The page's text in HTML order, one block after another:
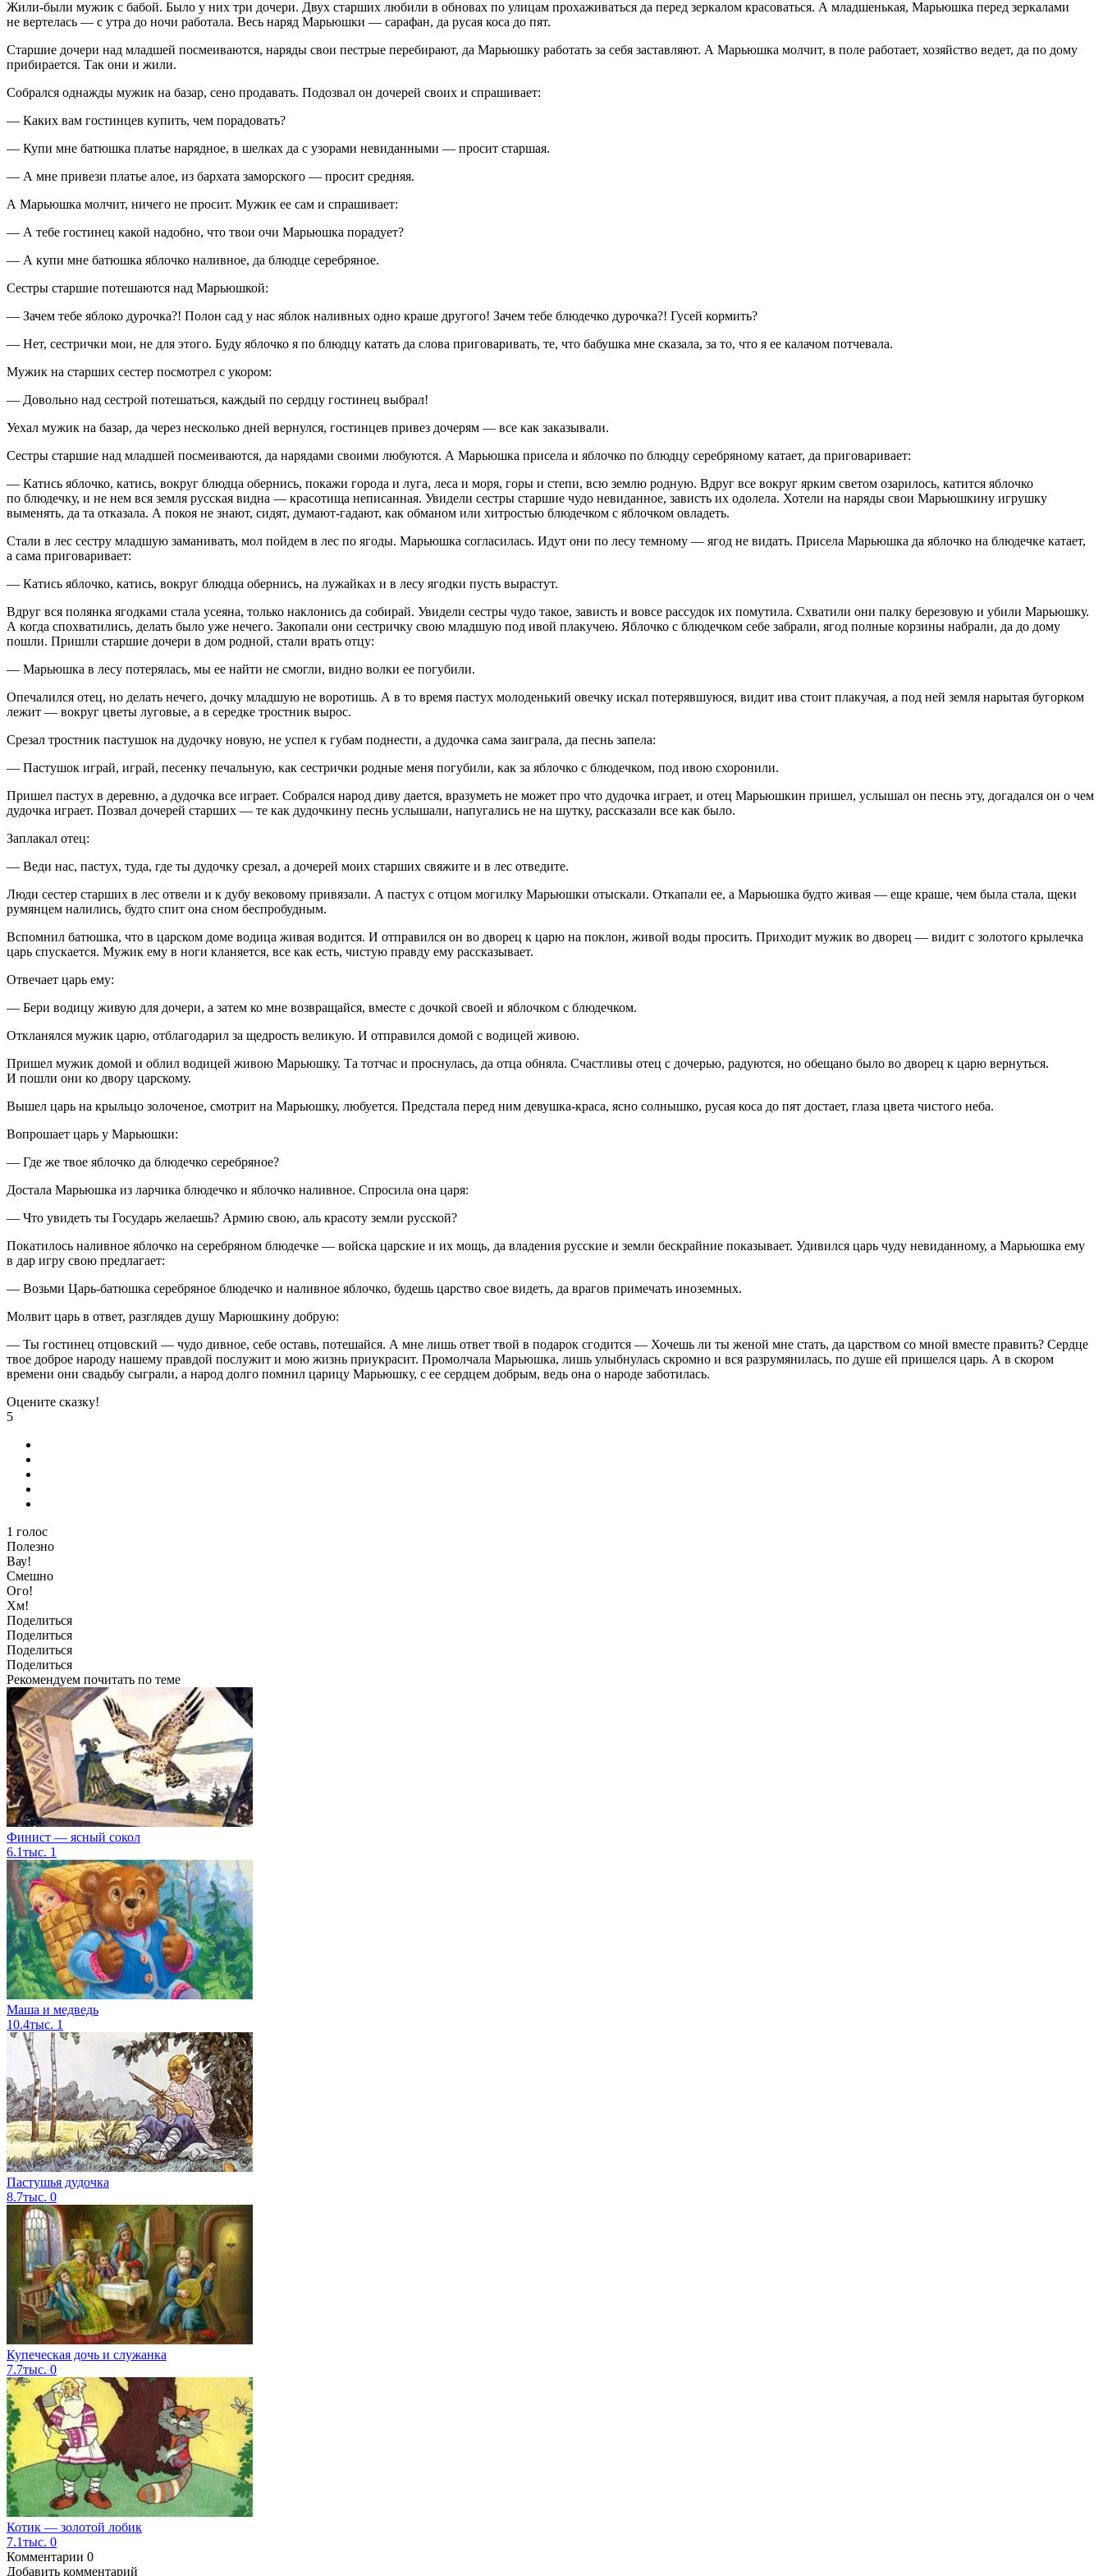
Жили-были мужик с бабой. Было у них три дочери. Двух старших любили в обновах по улицам прохаживаться да перед зеркалом красоваться. А младшенькая, Марьюшка перед зеркалами
не вертелась — с утра до ночи работала. Весь наряд Марьюшки — сарафан, да русая коса до пят.
Старшие дочери над младшей посмеиваются, наряды свои пестрые перебирают, да Марьюшку работать за себя заставляют. А Марьюшка молчит, в поле работает, хозяйство ведет, да по дому
прибирается. Так они и жили.
Собрался однажды мужик на базар, сено продавать. Подозвал он дочерей своих и спрашивает:
— Каких вам гостинцев купить, чем порадовать?
— Купи мне батюшка платье нарядное, в шелках да с узорами невиданными — просит старшая.
— А мне привези платье алое, из бархата заморского — просит средняя.
А Марьюшка молчит, ничего не просит. Мужик ее сам и спрашивает:
— А тебе гостинец какой надобно, что твои очи Марьюшка порадует?
— А купи мне батюшка яблочко наливное, да блюдце серебряное.
Сестры старшие потешаются над Марьюшкой:
— Зачем тебе яблоко дурочка?! Полон сад у нас яблок наливных одно краше другого! Зачем тебе блюдечко дурочка?! Гусей кормить?
— Нет, сестрички мои, не для этого. Буду яблочко я по блюдцу катать да слова приговаривать, те, что бабушка мне сказала, за то, что я ее калачом потчевала.
Мужик на старших сестер посмотрел с укором:
— Довольно над сестрой потешаться, каждый по сердцу гостинец выбрал!
Уехал мужик на базар, да через несколько дней вернулся, гостинцев привез дочерям — все как заказывали.
Сестры старшие над младшей посмеиваются, да нарядами своими любуются. А Марьюшка присела и яблочко по блюдцу серебряному катает, да приговаривает:
— Катись яблочко, катись, вокруг блюдца обернись, покажи города и луга, леса и моря, горы и степи, всю землю родную. Вдруг все вокруг ярким светом озарилось, катится яблочко
по блюдечку, и не нем вся земля русская видна — красотища неписанная. Увидели сестры старшие чудо невиданное, зависть их одолела. Хотели на наряды свои Марьюшкину игрушку
выменять, да та отказала. А покоя не знают, сидят, думают-гадают, как обманом или хитростью блюдечком с яблочком овладеть.
Стали в лес сестру младшую заманивать, мол пойдем в лес по ягоды. Марьюшка согласилась. Идут они по лесу темному — ягод не видать. Присела Марьюшка да яблочко на блюдечке катает,
а сама приговаривает:
— Катись яблочко, катись, вокруг блюдца обернись, на лужайках и в лесу ягодки пусть вырастут.
Вдруг вся полянка ягодками стала усеяна, только наклонись да собирай. Увидели сестры чудо такое, зависть и вовсе рассудок их помутила. Схватили они палку березовую и убили Марьюшку.
А когда спохватились, делать было уже нечего. Закопали они сестричку свою младшую под ивой плакучею. Яблочко с блюдечком себе забрали, ягод полные корзины набрали, да до дому
пошли. Пришли старшие дочери в дом родной, стали врать отцу:
— Марьюшка в лесу потерялась, мы ее найти не смогли, видно волки ее погубили.
Опечалился отец, но делать нечего, дочку младшую не воротишь. А в то время пастух молоденький овечку искал потерявшуюся, видит ива стоит плакучая, а под ней земля нарытая бугорком
лежит — вокруг цветы луговые, а в середке тростник вырос.
Срезал тростник пастушок на дудочку новую, не успел к губам поднести, а дудочка сама заиграла, да песнь запела:
— Пастушок играй, играй, песенку печальную, как сестрички родные меня погубили, как за яблочко с блюдечком, под ивою схоронили.
Пришел пастух в деревню, а дудочка все играет. Собрался народ диву дается, вразуметь не может про что дудочка играет, и отец Марьюшкин пришел, услышал он песнь эту, догадался он о чем
дудочка играет. Позвал дочерей старших — те как дудочкину песнь услышали, напугались не на шутку, рассказали все как было.
Заплакал отец:
— Веди нас, пастух, туда, где ты дудочку срезал, а дочерей моих старших свяжите и в лес отведите.
Люди сестер старших в лес отвели и к дубу вековому привязали. А пастух с отцом могилку Марьюшки отыскали. Откапали ее, а Марьюшка будто живая — еще краше, чем была стала, щеки
румянцем налились, будто спит она сном беспробудным.
Вспомнил батюшка, что в царском доме водица живая водится. И отправился он во дворец к царю на поклон, живой воды просить. Приходит мужик во дворец — видит с золотого крылечка
царь спускается. Мужик ему в ноги кланяется, все как есть, чистую правду ему рассказывает.
Отвечает царь ему:
— Бери водицу живую для дочери, а затем ко мне возвращайся, вместе с дочкой своей и яблочком с блюдечком.
Откланялся мужик царю, отблагодарил за щедрость великую. И отправился домой с водицей живою.
Пришел мужик домой и облил водицей живою Марьюшку. Та тотчас и проснулась, да отца обняла. Счастливы отец с дочерью, радуются, но обещано было во дворец к царю вернуться.
И пошли они ко двору царскому.
Вышел царь на крыльцо золоченое, смотрит на Марьюшку, любуется. Предстала перед ним девушка-краса, ясно солнышко, русая коса до пят достает, глаза цвета чистого неба.
Вопрошает царь у Марьюшки:
— Где же твое яблочко да блюдечко серебряное?
Достала Марьюшка из ларчика блюдечко и яблочко наливное. Спросила она царя:
— Что увидеть ты Государь желаешь? Армию свою, аль красоту земли русской?
Покатилось наливное яблочко на серебряном блюдечке — войска царские и их мощь, да владения русские и земли бескрайние показывает. Удивился царь чуду невиданному, а Марьюшка ему
в дар игру свою предлагает:
— Возьми Царь-батюшка серебряное блюдечко и наливное яблочко, будешь царство свое видеть, да врагов примечать иноземных.
Молвит царь в ответ, разглядев душу Марюшкину добрую:
— Ты гостинец отцовский — чудо дивное, себе оставь, потешайся. А мне лишь ответ твой в подарок сгодится — Хочешь ли ты женой мне стать, да царством со мной вместе править? Сердце
твое доброе народу нашему правдой послужит и мою жизнь приукрасит. Промолчала Марьюшка, лишь улыбнулась скромно и вся разрумянилась, по душе ей пришелся царь. А в скором
времени они свадьбу сыграли, а народ долго помнил царицу Марьюшку, с ее сердцем добрым, ведь она о народе заботилась.
Оцените сказку!
5
1 голос
Полезно
Вау!
Смешно
Ого!
Хм!
Поделиться
Поделиться
Поделиться
Поделиться
Рекомендуем почитать по теме
Финист — ясный сокол
6.1тыс. 1
Маша и медведь
10.4тыс. 1
Пастушья дудочка
8.7тыс. 0
Купеческая дочь и служанка
7.7тыс. 0
Котик — золотой лобик
7.1тыс. 0
Комментарии 0
Добавить комментарий